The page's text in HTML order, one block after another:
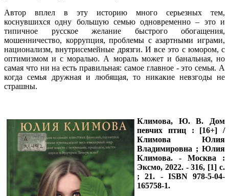
Автор вплел в эту историю много серьезных тем,
коснувшихся одну большую семью одновременно – это и
типичное русское желание быстрого обогащения,
мошенничество, коррупция, проблемы с азартными играми,
национализм, внутрисемейные дрязги. И все это с юмором, с
оптимизмом и с моралью. А мораль может и банальная, но
самая что ни на есть правильная: самое главное - это семья. А
когда семья дружная и любящая, то никакие невзгоды не
страшны.
Климова, Ю. В. Дом
певчих птиц : [16+] /
Климова Юлия
Владимировна ; Юлия
Климова. - Москва :
Эксмо, 2022. - 316, [1] с.
; 21. - ISBN 978-5-04-
165758-1.